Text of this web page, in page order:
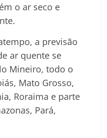
o ar seco e
a previsão
ar quente se
Mineiro, todo o
Mato Grosso,
Roraima e parte
Pará,